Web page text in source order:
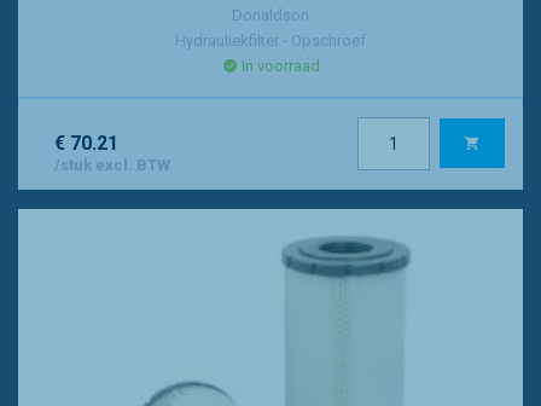
Donaldson
Hydrauliekfilter - Opschroef
In voorraad
€ 70.21
/stuk excl. BTW